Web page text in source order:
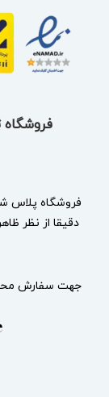
فروشگاه پلاس
دقیقا از نظر
جهت سفارش محصول بصورت